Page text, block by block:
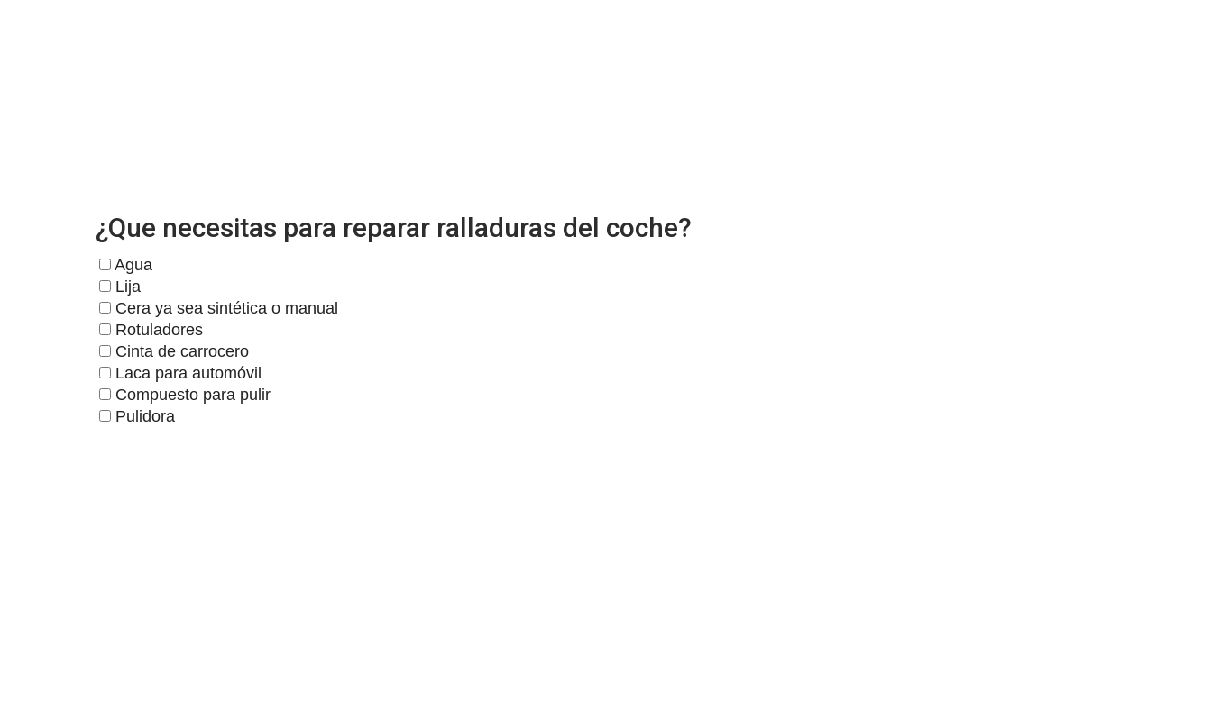
¿Que necesitas para reparar ralladuras del coche?
Agua
Lija
Cera ya sea sintética o manual
Rotuladores
Cinta de carrocero
Laca para automóvil
Compuesto para pulir
Pulidora